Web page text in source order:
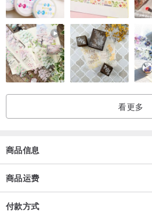
看更多
商品信息
商品运费
付款方式